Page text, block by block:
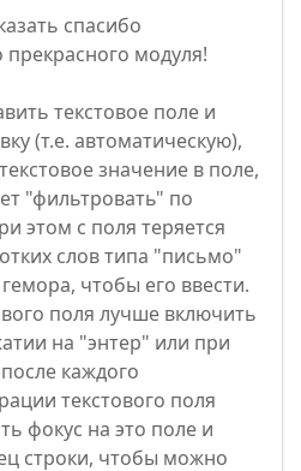
спасибо
прекрасного модуля!
текстовое поле и
(т.е. автоматическую),
значение в поле,
"фильтровать" по
этом с поля теряется
слов типа "письмо"
чтобы его ввести.
поля лучше включить
на "энтер" или при
каждого
текстового поля
фокус на это поле и
строки, чтобы можно